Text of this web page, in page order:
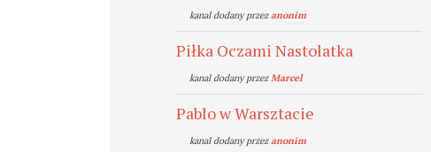
kanal dodany przezanonim
Piłka Oczami Nastolatka
kanal dodany przezMarcel
Pablo w Warsztacie
kanal dodany przezanonim